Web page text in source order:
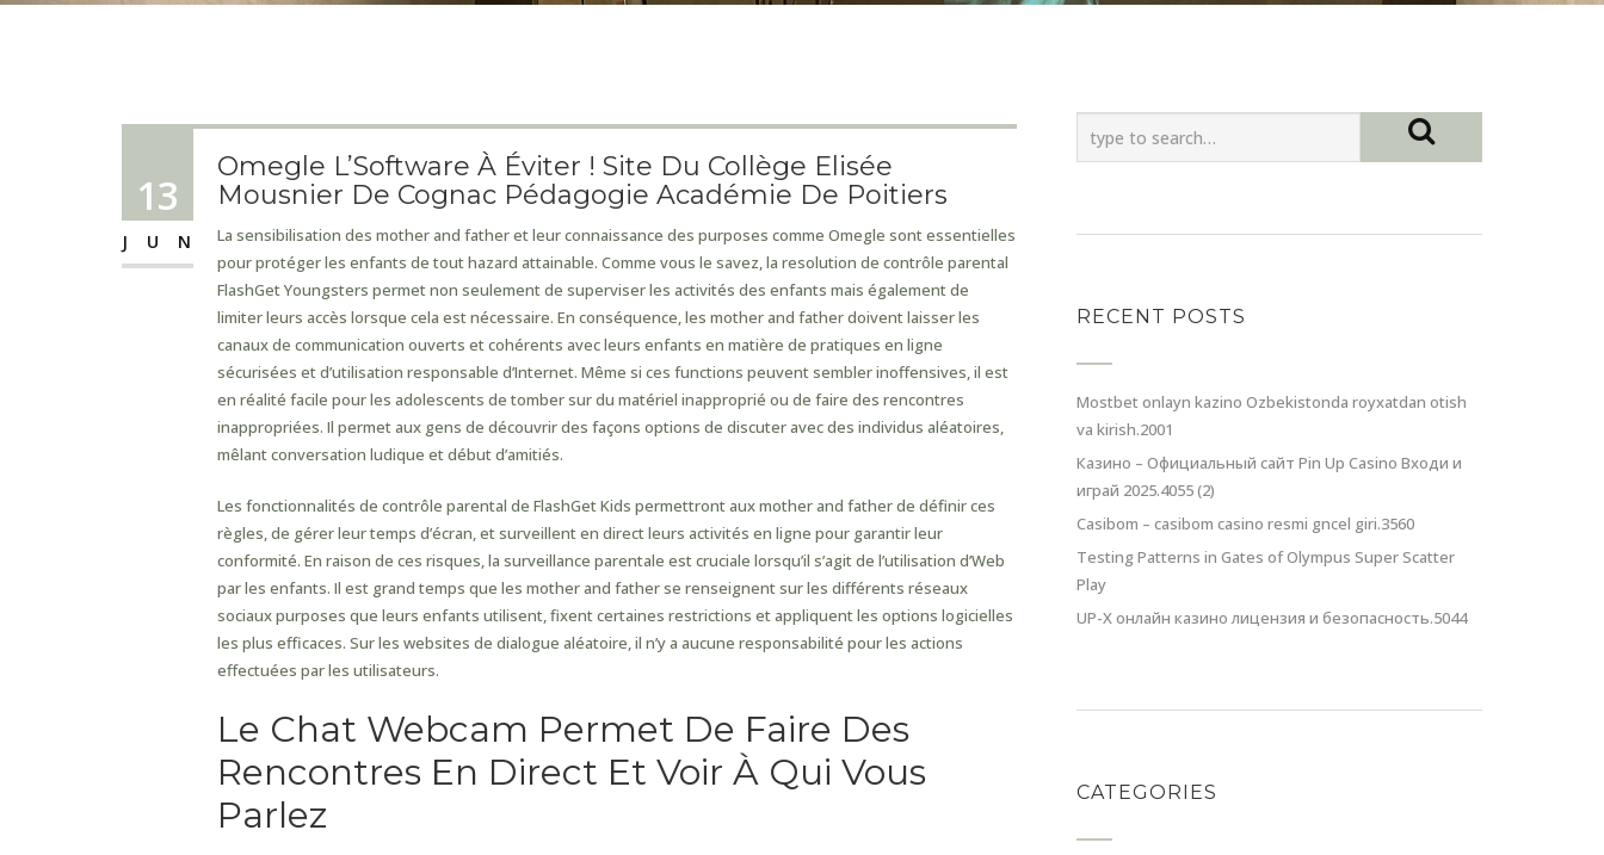
13
JUN
Omegle L’Software À Éviter ! Site Du Collège Elisée
Mousnier De Cognac Pédagogie Académie De Poitiers
La sensibilisation des mother and father et leur connaissance des purposes comme Omegle sont essentielles
pour protéger les enfants de tout hazard attainable. Comme vous le savez, la resolution de contrôle parental
FlashGet Youngsters permet non seulement de superviser les activités des enfants mais également de
limiter leurs accès lorsque cela est nécessaire. En conséquence, les mother and father doivent laisser les
canaux de communication ouverts et cohérents avec leurs enfants en matière de pratiques en ligne
sécurisées et d’utilisation responsable d’Internet. Même si ces functions peuvent sembler inoffensives, il est
en réalité facile pour les adolescents de tomber sur du matériel inapproprié ou de faire des rencontres
inappropriées. Il permet aux gens de découvrir des façons options de discuter avec des individus aléatoires,
mêlant conversation ludique et début d’amitiés.
Les fonctionnalités de contrôle parental de FlashGet Kids permettront aux mother and father de définir ces
règles, de gérer leur temps d’écran, et surveillent en direct leurs activités en ligne pour garantir leur
conformité. En raison de ces risques, la surveillance parentale est cruciale lorsqu’il s’agit de l’utilisation d’Web
par les enfants. Il est grand temps que les mother and father se renseignent sur les différents réseaux
sociaux purposes que leurs enfants utilisent, fixent certaines restrictions et appliquent les options logicielles
les plus efficaces. Sur les websites de dialogue aléatoire, il n’y a aucune responsabilité pour les actions
effectuées par les utilisateurs.
Le Chat Webcam Permet De Faire Des
Rencontres En Direct Et Voir À Qui Vous
Parlez
RECENT POSTS
Mostbet onlayn kazino Ozbekistonda royxatdan otish
va kirish.2001
Казино – Официальный сайт Pin Up Casino Входи и
играй 2025.4055 (2)
Casibom – casibom casino resmi gncel giri.3560
Testing Patterns in Gates of Olympus Super Scatter
Play
UP-X онлайн казино лицензия и безопасность.5044
CATEGORIES